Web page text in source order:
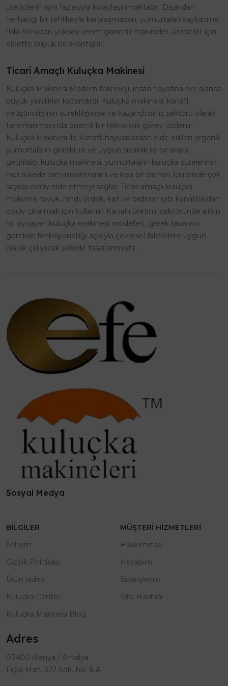
üreticilerin işini fazlasıyla kolaylaştırmaktadır. Dışarıdan
herhangi bir tehlikeyle karşılaşmadan, yumurtaları kaybetme
riski olmadan yüksek verim garantili makineler, üreticiler için
elbette büyük bir avantajdır.
Ticari Amaçlı Kuluçka Makinesi
Kuluçka Makinesi Modern teknoloji, insan hayatına her alanda
büyük yenilikler kazandırdı. Kuluçka makinesi, kanatlı
yetiştiriciliğinin sürekliliğinde ve kazançlı bir iş sektörü olarak
tanımlanmasında önemli bir teknolojik görev üstlenir.
Kuluçka Makinesi ile Kanatlı hayvanlardan elde edilen organik
yumurtaların gerekli ısı ve uygun sıcaklık ile bir araya
getirildiği kuluçka makinesi, yumurtaların kuluçka sürelerinin
hızlı sürede tamamlanmasını ve kısa bir zaman içerisinde çok
sayıda civciv elde etmeyi sağlar. Ticari amaçlı kuluçka
makinesi tavuk, hindi, ördek, kaz ve bıldırcın gibi kanatlılardan
civciv çıkarmak için kullanılır. Kanatlı üretimi sektöründe etkin
rol oynayan kuluçka makinesi modelleri, gerek tasarımı
gerekse fonksiyonelliği açısıyla çevresel faktörlere uygun
olarak çalışacak şekilde tasarlanmıştır.
Sosyal Medya
BILGILER
İletişim
Gizlilik Politikası
Ürün İadesi
Kuluçka Center
Kuluçka Makinesi Blog
MÜŞTERI HIZMETLERI
Hakkımızda
Hesabım
Siparişlerim
Site Haritası
Adres
07400 Alanya / Antalya
Fığla Mah. 322 Sok. No. 6 A